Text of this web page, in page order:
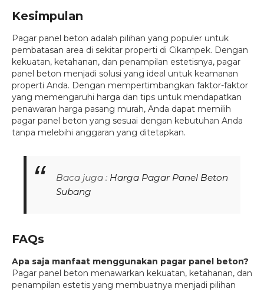
Kesimpulan
Pagar panel beton adalah pilihan yang populer untuk
pembatasan area di sekitar properti di Cikampek. Dengan
kekuatan, ketahanan, dan penampilan estetisnya, pagar
panel beton menjadi solusi yang ideal untuk keamanan
properti Anda. Dengan mempertimbangkan faktor-faktor
yang memengaruhi harga dan tips untuk mendapatkan
penawaran harga pasang murah, Anda dapat memilih
pagar panel beton yang sesuai dengan kebutuhan Anda
tanpa melebihi anggaran yang ditetapkan.
Baca juga : Harga Pagar Panel Beton
Subang
FAQs
Apa saja manfaat menggunakan pagar panel beton?
Pagar panel beton menawarkan kekuatan, ketahanan, dan
penampilan estetis yang membuatnya menjadi pilihan